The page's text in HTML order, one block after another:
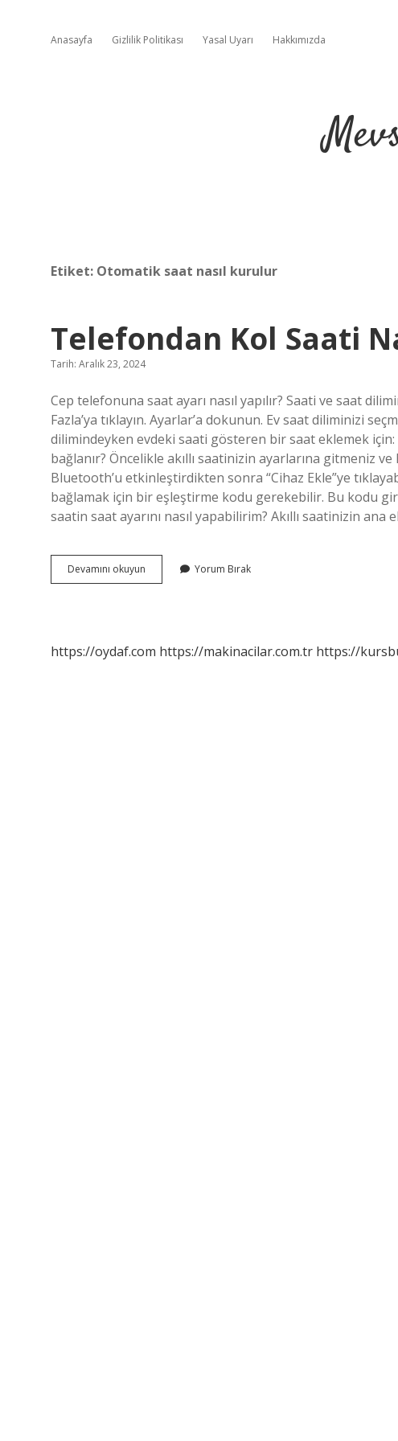
Anasayfa Gizlilik Politikası Yasal Uyarı Hakkımızda
Etiket: Otomatik saat nasıl kurulur
Telefondan Kol Saati
Tarih: Aralık 23, 2024
Cep telefonuna saat ayarı nasıl yapılır? Saati ve saat
Fazla’ya tıklayın. Ayarlar’a dokunun. Ev saat diliminizi
dilimindeyken evdeki saati gösteren bir saat eklemek için:
bağlanır? Öncelikle akıllı saatinizin ayarlarına gitmeniz
Bluetooth’u etkinleştirdikten sonra “Cihaz Ekle”ye
bağlamak için bir eşleştirme kodu gerekebilir. Bu kodu
saatin saat ayarını nasıl yapabilirim? Akıllı saatinizin
Devamını okuyun Telefondan
Kol
Yorum Bırak
https://oydaf.com https://makinacilar.com.tr https://